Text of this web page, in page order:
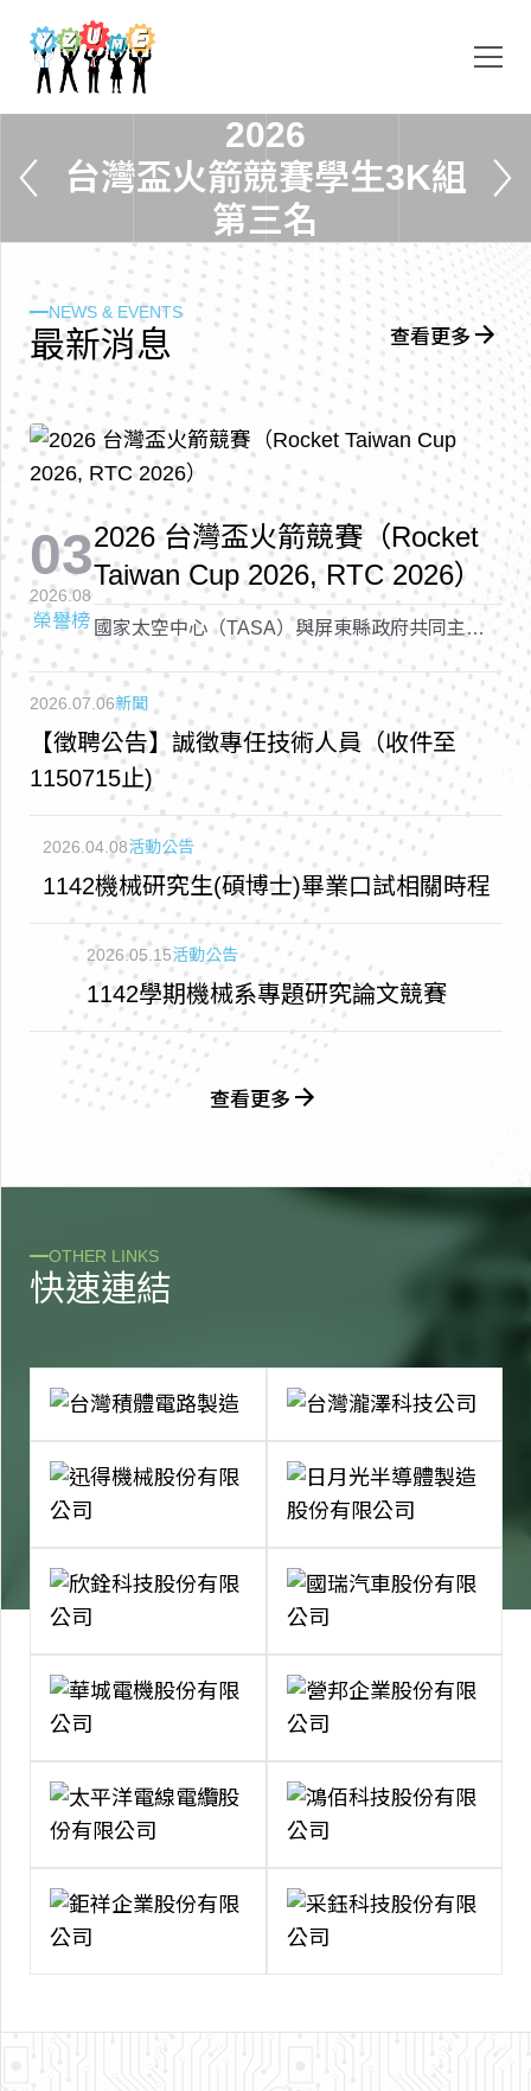
2026
台灣盃火箭競賽學生3K組
第三名
NEWS & EVENTS
最新消息 查看更多
03
2026.08
榮譽榜
2026 台灣盃火箭競賽（Rocket
Taiwan Cup 2026, RTC 2026）
國家太空中心（TASA）與屏東縣政府共同主辦
的「2026 台灣盃火箭競賽（Rocket Taiwan Cup
2026, RTC 2026）
2026.07.06新聞
【徵聘公告】誠徵專任技術人員（收件至
1150715止)
2026.04.08活動公告
1142機械研究生(碩博士)畢業口試相關時程
2026.05.15活動公告
1142學期機械系專題研究論文競賽
查看更多
OTHER LINKS
快速連結